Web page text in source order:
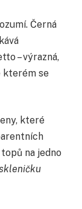
Černá
– výrazná,
kterém se
které
na jedno